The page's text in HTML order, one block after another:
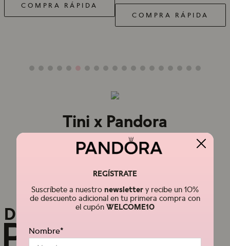
COMPRA RÁPIDA
COMPRA RÁPIDA
Tini x Pandora
Diseños inspirados en la naturaleza, creados para
DISCOVER
REGÍSTRATE
Suscríbete a nuestro newsletter y recibe un 10%
de descuento adicional en tu primera compra con
el cupón WELCOME10
Nombre*